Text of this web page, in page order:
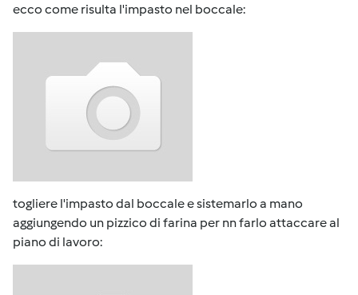
ecco come risulta l'impasto nel boccale:
togliere l'impasto dal boccale e sistemarlo a mano
aggiungendo un pizzico di farina per nn farlo attaccare al
piano di lavoro: